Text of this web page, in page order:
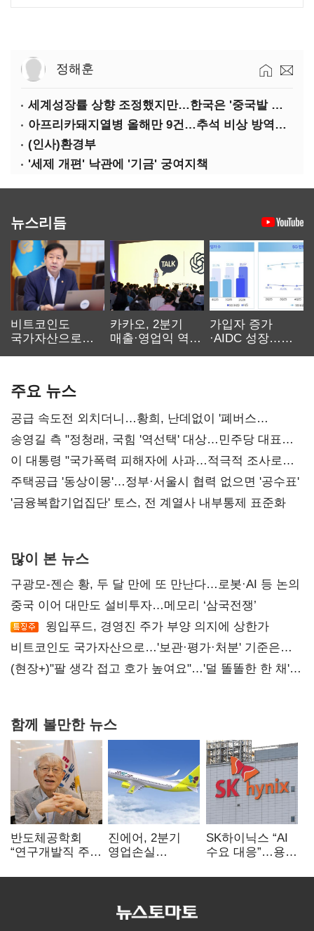
정해훈
세계성장률 상향 조정했지만…한국은 '중국발 살얼음판'
아프리카돼지열병 올해만 9건…추석 비상 방역에 '총력'
(인사)환경부
'세제 개편' 낙관에 '기금' 궁여지책
뉴스리듬
비트코인도
국가자산으로…'
카카오, 2분기
매출·영업익 역대
가입자 증가
·AIDC 성장…
주요 뉴스
공급 속도전 외치더니…황희, 난데없이 '폐버스
리모델링' 제안
송영길 측 "정청래, 국힘 '역선택' 대상…민주당 대표로
총선 지휘 못해"
이 대통령 "국가폭력 피해자에 사과…적극적 조사로
진실 밝혀야"
주택공급 '동상이몽'…정부·서울시 협력 없으면 '공수표'
'금융복합기업집단' 토스, 전 계열사 내부통제 표준화
많이 본 뉴스
구광모-젠슨 황, 두 달 만에 또 만난다…로봇·AI 등 논의
중국 이어 대만도 설비투자…메모리 ‘삼국전쟁’
윙입푸드, 경영진 주가 부양 의지에 상한가
비트코인도 국가자산으로…'보관·평가·처분' 기준은
숙제
(현장+)"팔 생각 접고 호가 높여요"…'덜 똘똘한 한 채'
함께 볼만한 뉴스
반도체공학회
“연구개발직 주
개선해야”
진에어, 2분기
영업손실
상승 여파
SK하이닉스 “AI
수요 대응”…용인
투자